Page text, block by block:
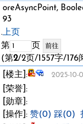
oreAsyncPoint,
93
.上页
第
页
(第2/2页/1557字/176
[楼主]:
2025-10-
[荣誉]:
[勋章]:
[操作]: 赞(0) 踩(0)